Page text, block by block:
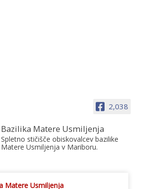
2,038
Bazilika Matere Usmiljenja
Spletno stičišče obiskovalcev bazilike
Matere Usmiljenja v Mariboru.
Matere Usmiljenja